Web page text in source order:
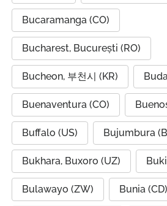
Bucaramanga (CO)
Bucharest, București (RO)
Bucheon, 부천시 (KR)
Buenaventura (CO)
Buffalo (US) Bujumbura
Bukhara, Buxoro (UZ)
Bulawayo (ZW) Bunia (CD)